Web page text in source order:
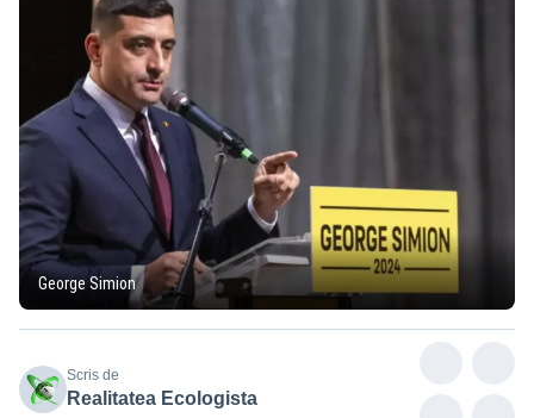
George Simion
Scris de
Realitatea Ecologista